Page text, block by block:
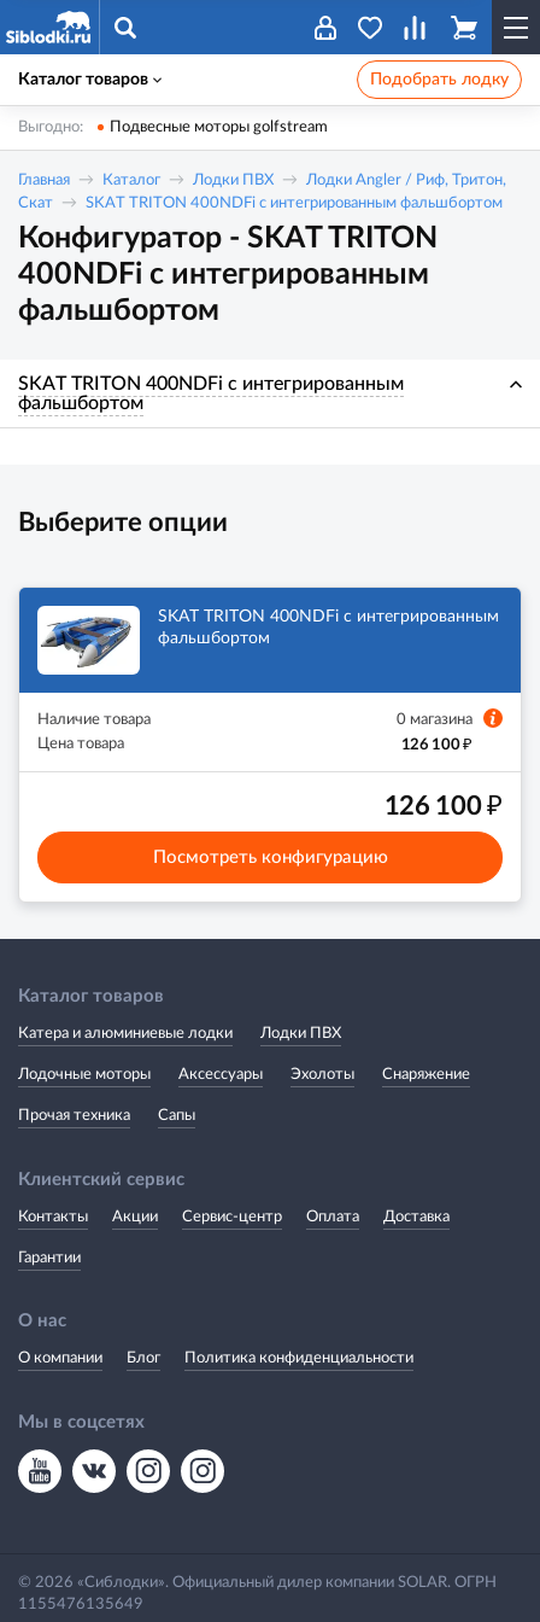
Каталог товаров Подобрать лодку
Выгодно: Подвесные моторы golfstream
Главная Каталог Лодки ПВХ
Лодки Angler / Риф, Тритон,
Скат
SKAT TRITON 400NDFi с интегрированным фальшбортом
Конфигуратор - SKAT TRITON
400NDFi с интегрированным
фальшбортом
SKAT TRITON 400NDFi с интегрированным
фальшбортом
Выберите опции
SKAT TRITON 400NDFi с интегрированным
фальшбортом
Наличие товара
0 магазина
Цена товара
126 100₽
126 100₽
Посмотреть конфигурацию
Каталог товаров
Катера и алюминиевые лодки Лодки ПВХ
Лодочные моторы Аксессуары Эхолоты Снаряжение
Прочая техника Сапы
Клиентский сервис
Контакты Акции Сервис-центр Оплата Доставка
Гарантии
О нас
О компании Блог Политика конфиденциальности
Мы в соцсетях
© 2026 «Сиблодки». Официальный дилер компании SOLAR. ОГРН
1155476135649